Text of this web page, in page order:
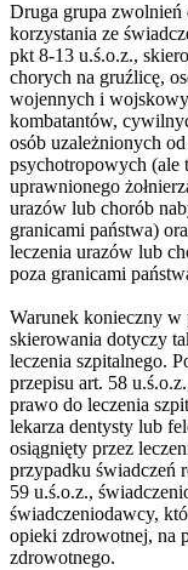
Druga grupa
korzystania ze
pkt 8-13 u.ś.o.z.,
chorych na gruźlicę,
wojennych i
kombatantów,
osób uzależnionych
psychotropowych
uprawnionego
urazów lub chorób
granicami państwa)
leczenia urazów lub
poza granicami
Warunek konieczny w
skierowania dotyczy
leczenia szpitalnego.
przepisu art. 58
prawo do leczenia
lekarza dentysty lub
osiągnięty przez
przypadku świadczeń
59 u.ś.o.z.,
świadczeniodawcy,
opieki zdrowotnej, na
zdrowotnego.